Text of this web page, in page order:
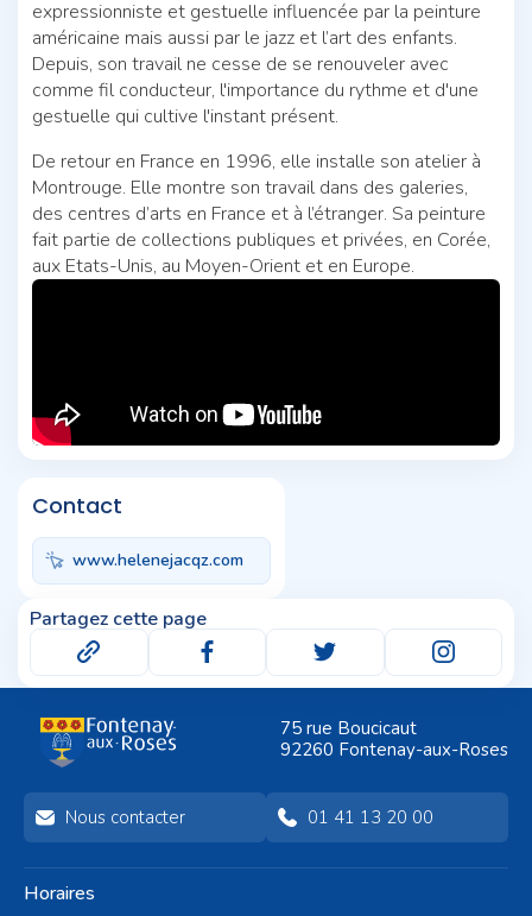
expressionniste et gestuelle influencée par la peinture
américaine mais aussi par le jazz et l’art des enfants.
Depuis, son travail ne cesse de se renouveler avec
comme fil conducteur, l'importance du rythme et d'une
gestuelle qui cultive l'instant présent.
De retour en France en 1996, elle installe son atelier à
Montrouge. Elle montre son travail dans des galeries,
des centres d’arts en France et à l’étranger. Sa peinture
fait partie de collections publiques et privées, en Corée,
aux Etats-Unis, au Moyen-Orient et en Europe.
Contact
www.helenejacqz.com
Partagez cette page
75 rue Boucicaut
92260 Fontenay-aux-Roses
Nous contacter 01 41 13 20 00
Horaires